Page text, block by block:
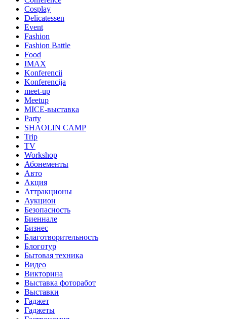
Cosplay
Delicatessen
Event
Fashion
Fashion Battle
Food
IMAX
Konferencii
Konferencija
meet-up
Meetup
MICE-выставка
Party
SHAOLIN CAMP
Trip
TV
Workshop
Абонементы
Авто
Акция
Аттракционы
Аукцион
Безопасность
Биеннале
Бизнес
Благотворительность
Блоготур
Бытовая техника
Видео
Викторина
Выставка фоторабот
Выставки
Гаджет
Гаджеты